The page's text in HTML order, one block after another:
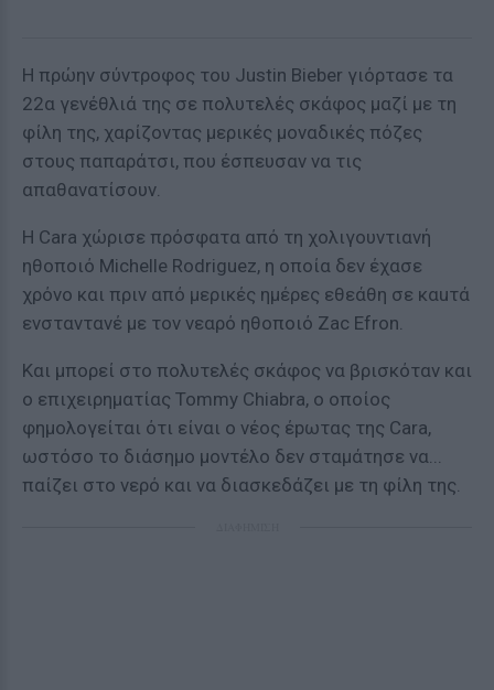
Η πρώην σύντροφος του Justin Bieber γιόρτασε τα
22α γενέθλιά της σε πολυτελές σκάφος μαζί με τη
φίλη της, χαρίζοντας μερικές μοναδικές πόζες
στους παπαράτσι, που έσπευσαν να τις
απαθανατίσουν.
Η Cara χώρισε πρόσφατα από τη χολιγουντιανή
ηθοποιό Michelle Rodriguez, η οποία δεν έχασε
χρόνο και πριν από μερικές ημέρες εθεάθη σε καuτά
ενσταντανέ με τον νεαρό ηθοποιό Zac Efron.
Και μπορεί στο πολυτελές σκάφος να βρισκόταν και
ο επιχειρηματίας Tommy Chiabra, ο οποίος
φημολογείται ότι είναι ο νέος έpωτας της Cara,
ωστόσο το διάσημο μοντέλο δεν σταμάτησε να...
παίζει στο νερό και να διασκεδάζει με τη φίλη της.